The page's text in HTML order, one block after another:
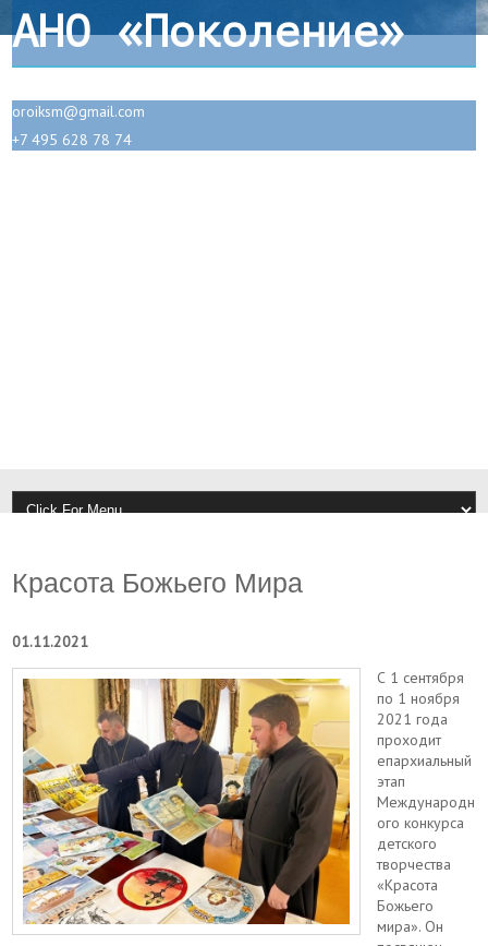
АНО «Поколение»
oroiksm@gmail.com
+7 495 628 78 74
Красота Божьего Мира
01.11.2021
С 1 сентября
по 1 ноября
2021 года
проходит
епархиальный
этап
Международн
ого конкурса
детского
творчества
«Красота
Божьего
мира». Он